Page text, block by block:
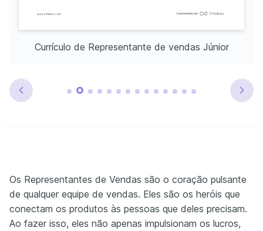
Currículo de Representante de vendas Júnior
Os Representantes de Vendas são o coração pulsante
de qualquer equipe de vendas. Eles são os heróis que
conectam os produtos às pessoas que deles precisam.
Ao fazer isso, eles não apenas impulsionam os lucros,